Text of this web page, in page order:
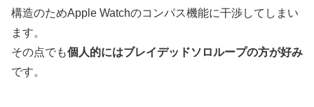
構造のためApple Watchのコンパス機能に干渉してしまい
ます。
その点でも個人的にはブレイデッドソロループの方が好み
です。